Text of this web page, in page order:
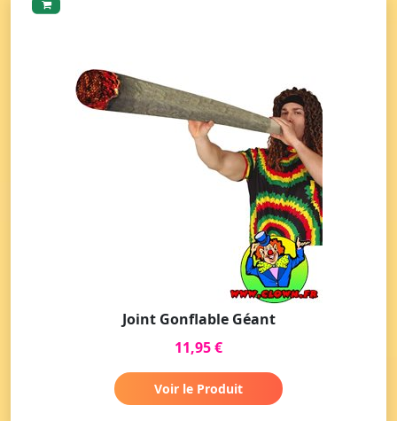
Joint Gonflable Géant
11,95 €
Voir le Produit